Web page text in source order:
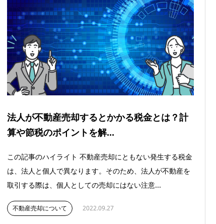
法人が不動産売却するとかかる税金とは？計
算や節税のポイントを解...
この記事のハイライト 不動産売却にともない発生する税金
は、法人と個人で異なります。そのため、法人が不動産を
取引する際は、個人としての売却にはない注意...
不動産売却について 2022.09.27